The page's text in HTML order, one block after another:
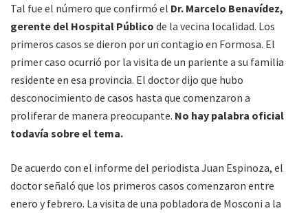
Tal fue el número que confirmó el Dr. Marcelo Benavídez,
gerente del Hospital Público de la vecina localidad. Los
primeros casos se dieron por un contagio en Formosa. El
primer caso ocurrió por la visita de un pariente a su familia
residente en esa provincia. El doctor dijo que hubo
desconocimiento de casos hasta que comenzaron a
proliferar de manera preocupante. No hay palabra oficial
todavía sobre el tema.
De acuerdo con el informe del periodista Juan Espinoza, el
doctor señaló que los primeros casos comenzaron entre
enero y febrero. La visita de una pobladora de Mosconi a la